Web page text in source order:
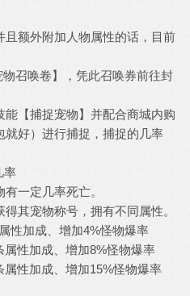
且额外附加人物属性的话，目前
召唤卷】，凭此召唤券前往封
能【捕捉宠物】并配合商城内购
就好）进行捕捉，捕捉的几率
率
一定几率死亡。
其宠物称号，拥有不同属性。
性加成、增加4%怪物爆率
性加成、增加8%怪物爆率
性加成、增加15%怪物爆率